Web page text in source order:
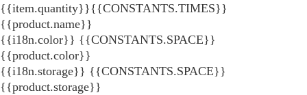
{{item.quantity}}{{CONSTANTS.TIMES}}
{{product.name}}
{{i18n.color}} {{CONSTANTS.SPACE}}
{{product.color}}
{{i18n.storage}} {{CONSTANTS.SPACE}}
{{product.storage}}